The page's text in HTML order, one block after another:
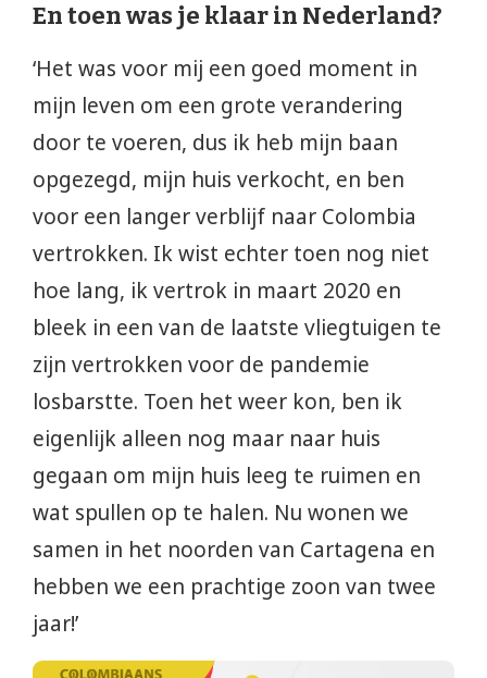
En toen was je klaar in Nederland?
‘Het was voor mij een goed moment in
mijn leven om een grote verandering
door te voeren, dus ik heb mijn baan
opgezegd, mijn huis verkocht, en ben
voor een langer verblijf naar Colombia
vertrokken. Ik wist echter toen nog niet
hoe lang, ik vertrok in maart 2020 en
bleek in een van de laatste vliegtuigen te
zijn vertrokken voor de pandemie
losbarstte. Toen het weer kon, ben ik
eigenlijk alleen nog maar naar huis
gegaan om mijn huis leeg te ruimen en
wat spullen op te halen. Nu wonen we
samen in het noorden van Cartagena en
hebben we een prachtige zoon van twee
jaar!’